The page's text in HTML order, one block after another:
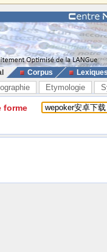
Corpus
Etymologie
forme